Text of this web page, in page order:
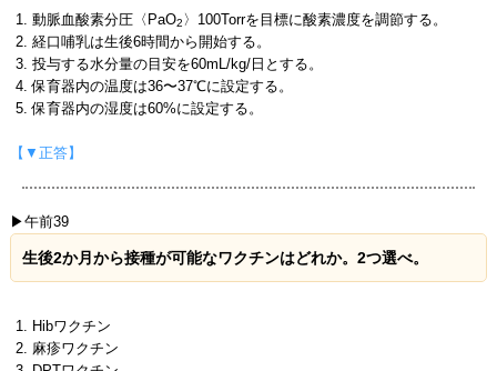
動脈血酸素分圧〈PaO2 〉100Torrを目標に酸素濃度を調節する。
経口哺乳は生後6時間から開始する。
投与する水分量の目安を60mL/kg/日とする。
保育器内の温度は36〜37℃に設定する。
保育器内の湿度は60%に設定する。
【▼正答】
▶午前39
生後2か月から接種が可能なワクチンはどれか。2つ選べ。
Hibワクチン
麻疹ワクチン